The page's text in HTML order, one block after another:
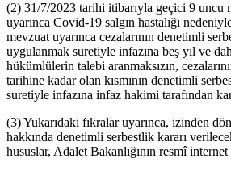
(2) 31/7/2023 tarihi itibarıyla geçici 9 uncu
uyarınca Covid-19 salgın hastalığı
mevzuat uyarınca cezalarının denetimli
uygulanmak suretiyle infazına beş yıl ve
hükümlülerin talebi aranmaksızın,
tarihine kadar olan kısmının denetimli
suretiyle infazına infaz hakimi tarafından
(3) Yukarıdaki fıkralar uyarınca, izinden
hakkında denetimli serbestlik kararı
hususlar, Adalet Bakanlığının resmî